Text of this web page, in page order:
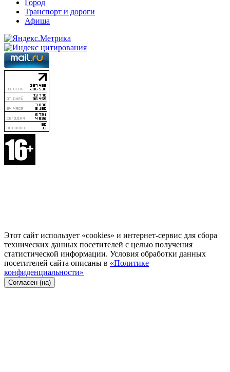
Город
Транспорт и дороги
Афиша
Этот сайт использует «cookies» и интернет-сервис для сбора
технических данных посетителей с целью получения
статистической информации. Условия обработки данных
посетителей сайта описаны в «Политике
конфиденциальности»
Согласен (на)